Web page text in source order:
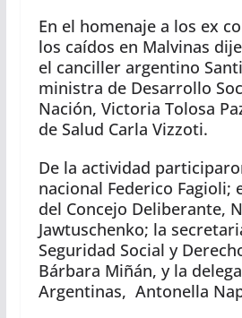
En el homenaje a los ex
los caídos en Malvinas
el canciller argentino
ministra de Desarrollo
Nación, Victoria Tolosa
de Salud Carla Vizzoti.
De la actividad
nacional Federico Fagioli;
del Concejo Deliberante,
Jawtuschenko; la
Seguridad Social y
Bárbara Miñán, y la
Argentinas, Antonella